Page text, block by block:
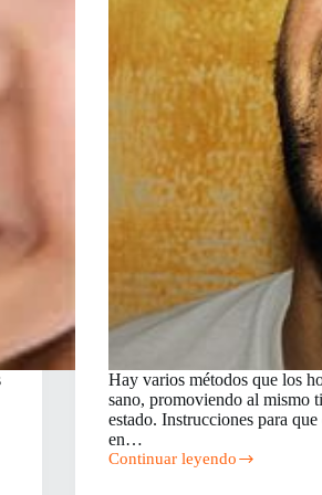
Hay varios métodos que los
sano, promoviendo al mismo
estado. Instrucciones para
en…
Continuar leyendo
Cómo